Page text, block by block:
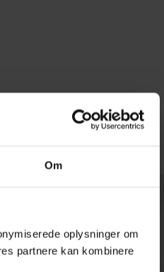
Om
oplysninger om
partnere kan kombinere